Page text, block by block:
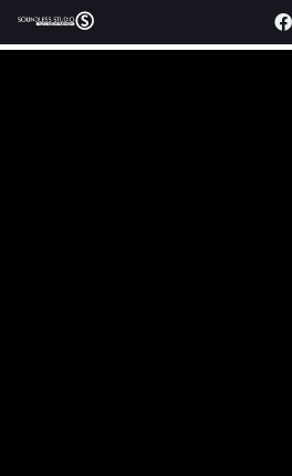
Produzione video aziendali Lucca.